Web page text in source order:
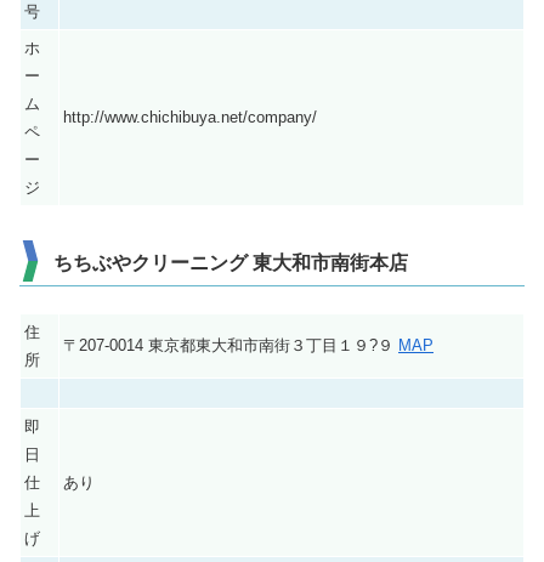
号
ホ
ー
ム
ペ
ー
ジ
http://www.chichibuya.net/company/
ちちぶやクリーニング 東大和市南街本店
住
所
〒207-0014 東京都東大和市南街３丁目１９?９ MAP
即
日
仕
上
げ
あり